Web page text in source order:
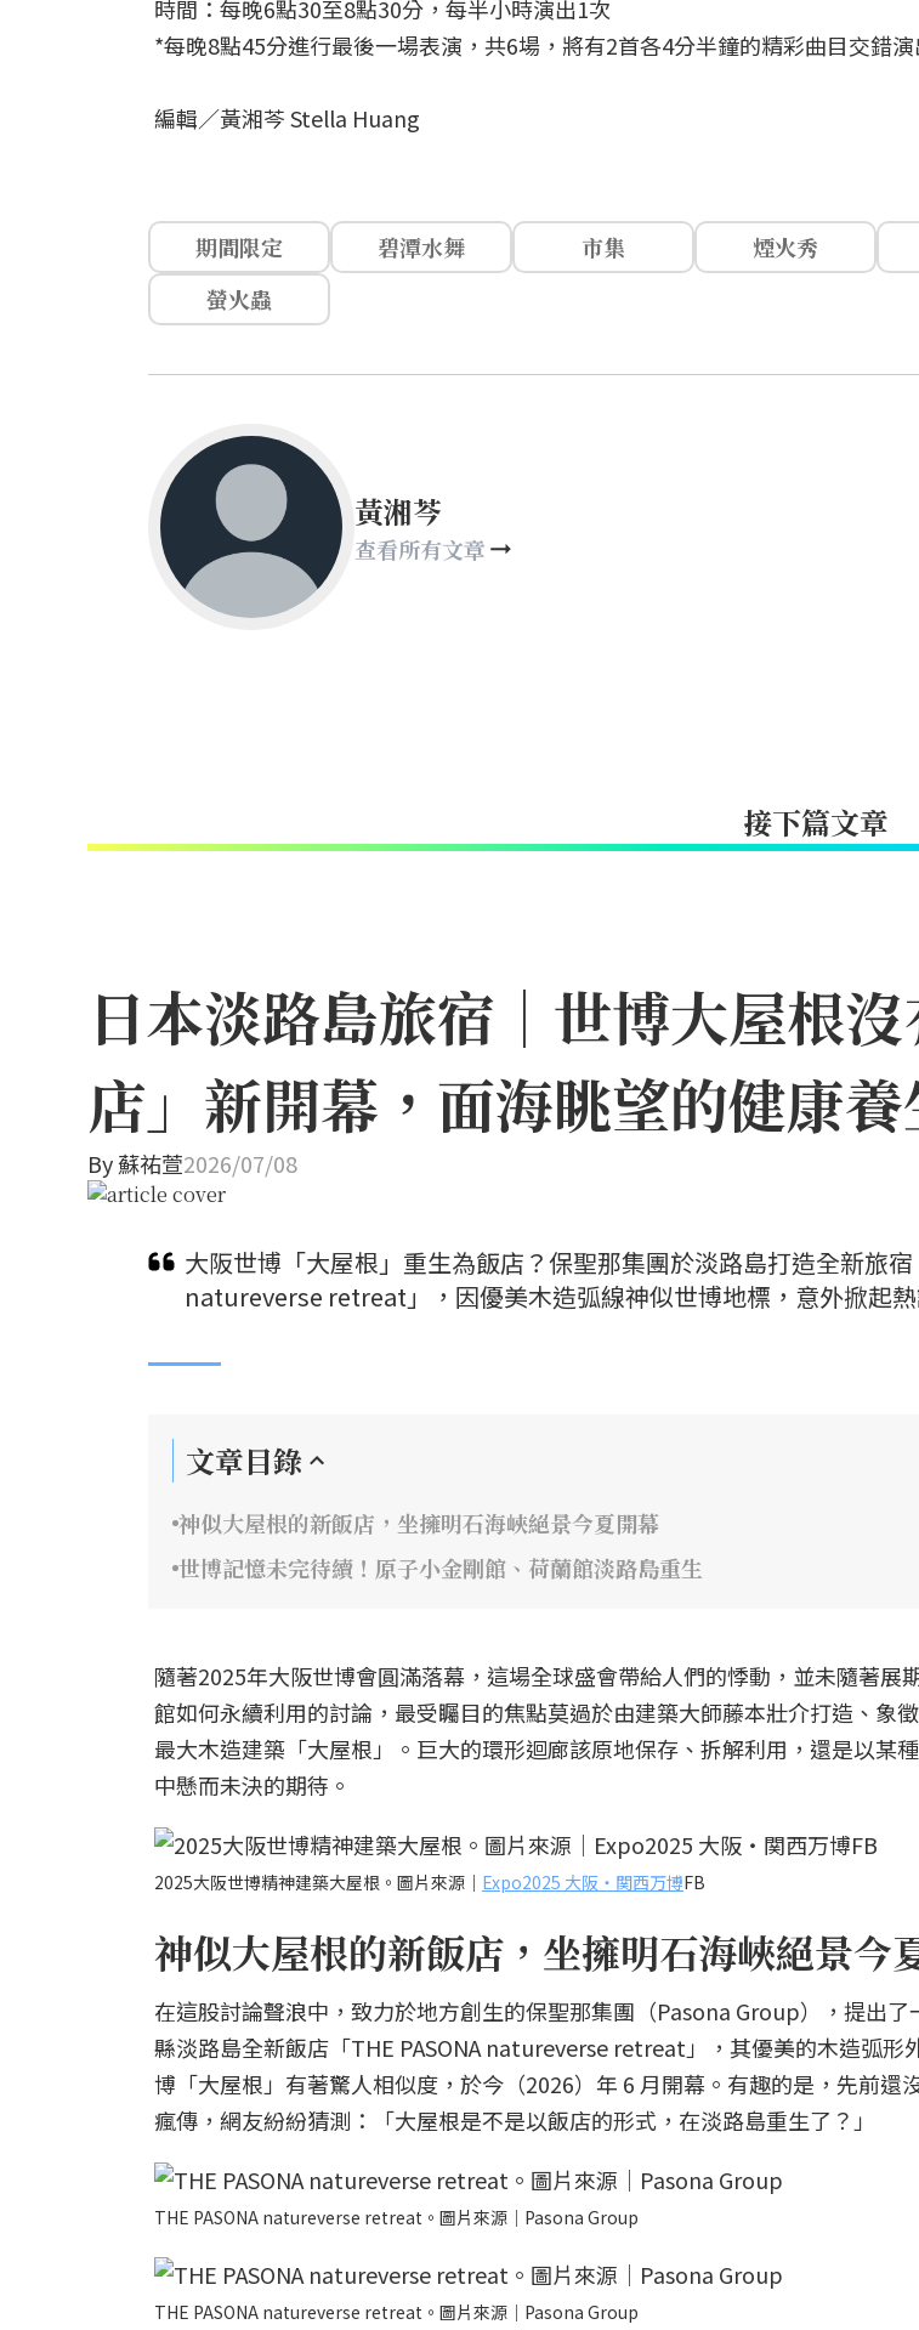
時間：每晚6點30至8點30分，每半小時演出1次
*每晚8點45分進行最後一場表演，共6場，將有2首各4分半鐘的精彩曲目交錯演
編輯／黃湘芩 Stella Huang
期間限定 碧潭水舞 市集 煙火秀
螢火蟲
黃湘芩
查看所有文章
接下篇文章
日本淡路島旅宿｜世博大屋根
店」新開幕，面海眺望的健康
By蘇祐萱2026/07/08
大阪世博「大屋根」重生為飯店？保聖那集團於淡路島打造全新旅宿
natureverse retreat」，因優美木造弧線神似世博地標，意外掀起熱
文章目錄
神似大屋根的新飯店，坐擁明石海峽絕景今夏開幕
世博記憶未完待續！原子小金剛館、荷蘭館淡路島重生
隨著2025年大阪世博會圓滿落幕，這場全球盛會帶給人們的悸動，並未隨著展
館如何永續利用的討論，最受矚目的焦點莫過於由建築大師藤本壯介打造、象
最大木造建築「大屋根」。巨大的環形迴廊該原地保存、拆解利用，還是以某
中懸而未決的期待。
2025大阪世博精神建築大屋根。圖片來源｜ Expo2025 大阪・関西万博FB
神似大屋根的新飯店，坐擁明石海峽絕景今
在這股討論聲浪中，致力於地方創生的保聖那集團（Pasona Group），提出
縣淡路島全新飯店「THE PASONA natureverse retreat」，其優美的木造弧形
博「大屋根」有著驚人相似度，於今（2026）年 6 月開幕。有趣的是，先前還
瘋傳，網友紛紛猜測：「大屋根是不是以飯店的形式，在淡路島重生了？」
THE PASONA natureverse retreat。圖片來源｜Pasona Group
THE PASONA natureverse retreat。圖片來源｜Pasona Group